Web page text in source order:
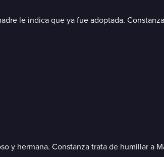
le indica que ya fue adoptada.
y hermana. Constanza trata de humillar a